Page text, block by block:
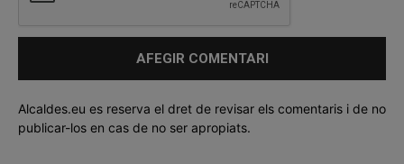
Alcaldes.eu es reserva el dret de revisar els comentaris i de no
publicar-los en cas de no ser apropiats.